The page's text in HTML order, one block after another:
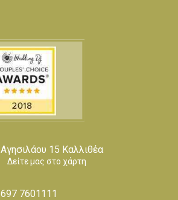
Αγησιλάου 15 Καλλιθέα
Δείτε μας στο χάρτη
697 7601111